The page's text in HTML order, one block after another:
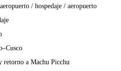
/ hospedaje / aeropuerto
retorno a Machu Picchu